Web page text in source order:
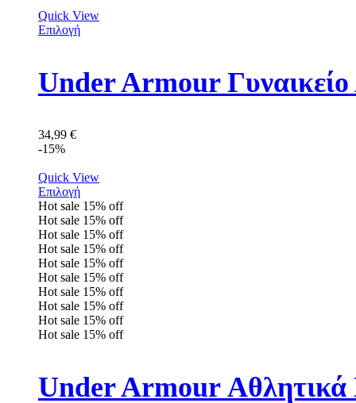
Quick View
Επιλογή
Under Armour
34,99 €
-15%
Quick View
Επιλογή
Hot sale 15% off
Hot sale 15% off
Hot sale 15% off
Hot sale 15% off
Hot sale 15% off
Hot sale 15% off
Hot sale 15% off
Hot sale 15% off
Hot sale 15% off
Hot sale 15% off